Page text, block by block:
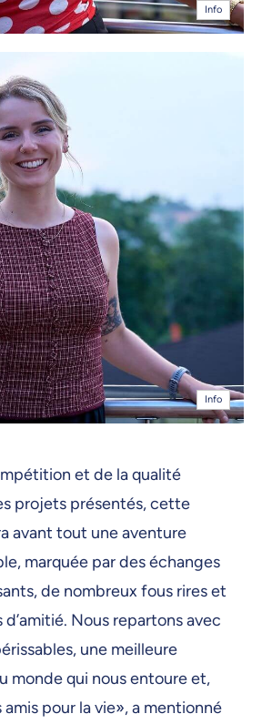
Info
Info
et de la qualité
projets présentés, cette
avant tout une aventure
marquée par des échanges
de nombreux fous rires et
Nous repartons avec
une meilleure
monde qui nous entoure et,
pour la vie», a mentionné